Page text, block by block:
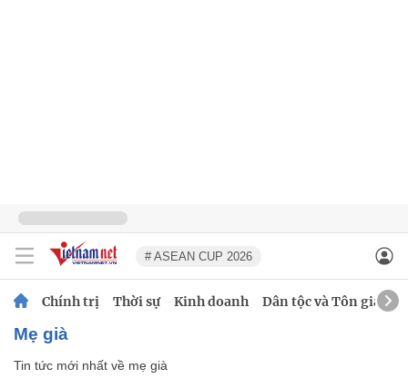
# ASEAN CUP 2026
Chính trị Thời sự Kinh doanh Dân tộc và Tôn giáo
mẹ già
Tin tức mới nhất về mẹ già